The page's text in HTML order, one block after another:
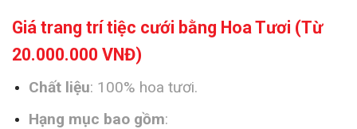
Giá trang trí tiệc cưới bằng Hoa Tươi (Từ
20.000.000 VNĐ)
Chất liệu: 100% hoa tươi.
Hạng mục bao gồm: